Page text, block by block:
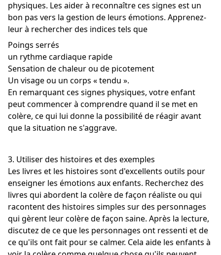
physiques. Les aider à reconnaître ces signes est un
bon pas vers la gestion de leurs émotions. Apprenez-
leur à rechercher des indices tels que
Poings serrés
un rythme cardiaque rapide
Sensation de chaleur ou de picotement
Un visage ou un corps « tendu ».
En remarquant ces signes physiques, votre enfant
peut commencer à comprendre quand il se met en
colère, ce qui lui donne la possibilité de réagir avant
que la situation ne s'aggrave.
3. Utiliser des histoires et des exemples
Les livres et les histoires sont d'excellents outils pour
enseigner les émotions aux enfants. Recherchez des
livres qui abordent la colère de façon réaliste ou qui
racontent des histoires simples sur des personnages
qui gèrent leur colère de façon saine. Après la lecture,
discutez de ce que les personnages ont ressenti et de
ce qu'ils ont fait pour se calmer. Cela aide les enfants à